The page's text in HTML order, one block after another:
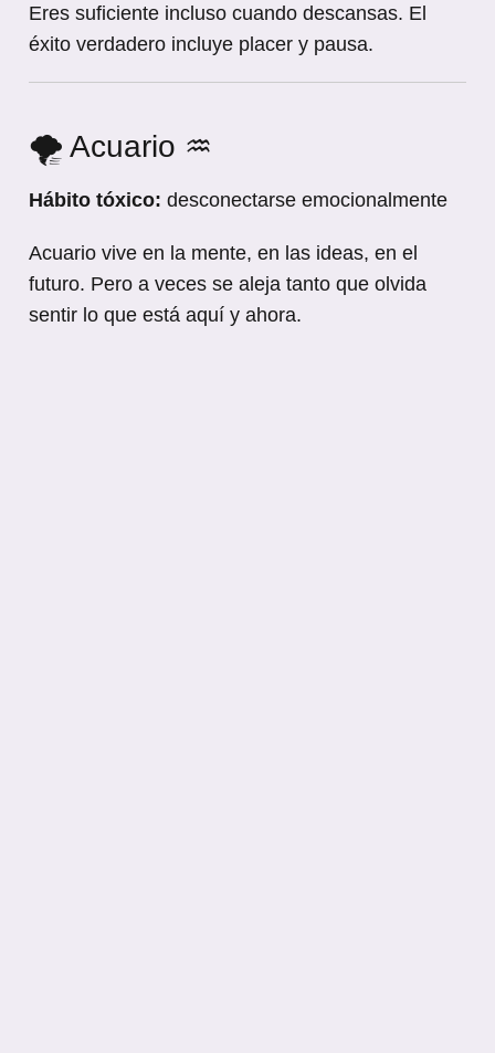
Eres suficiente incluso cuando descansas. El
éxito verdadero incluye placer y pausa.
🌪️ Acuario ♒
Hábito tóxico: desconectarse emocionalmente
Acuario vive en la mente, en las ideas, en el
futuro. Pero a veces se aleja tanto que olvida
sentir lo que está aquí y ahora.